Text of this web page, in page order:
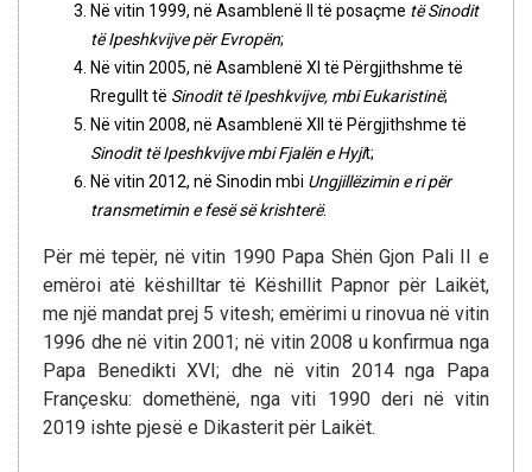
Në vitin 1999, në Asamblenë II të posaçme të Sinodit
të Ipeshkvijve për Evropën;
Në vitin 2005, në Asamblenë XI të Përgjithshme të
Rregullt të Sinodit të Ipeshkvijve, mbi Eukaristinë;
Në vitin 2008, në Asamblenë XII të Përgjithshme të
Sinodit të Ipeshkvijve mbi Fjalën e Hyjit;
Në vitin 2012, në Sinodin mbi Ungjillëzimin e ri për
transmetimin e fesë së krishterë.
Për më tepër, në vitin 1990 Papa Shën Gjon Pali II e
emëroi atë këshilltar të Këshillit Papnor për Laikët,
me një mandat prej 5 vitesh; emërimi u rinovua në vitin
1996 dhe në vitin 2001; në vitin 2008 u konfirmua nga
Papa Benedikti XVI; dhe në vitin 2014 nga Papa
Françesku: domethënë, nga viti 1990 deri në vitin
2019 ishte pjesë e Dikasterit për Laikët.